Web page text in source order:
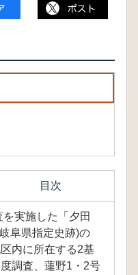
目次
実施した「夕田
阜県指定史跡)の
内に所在する2基
調査、蓮野1・2号